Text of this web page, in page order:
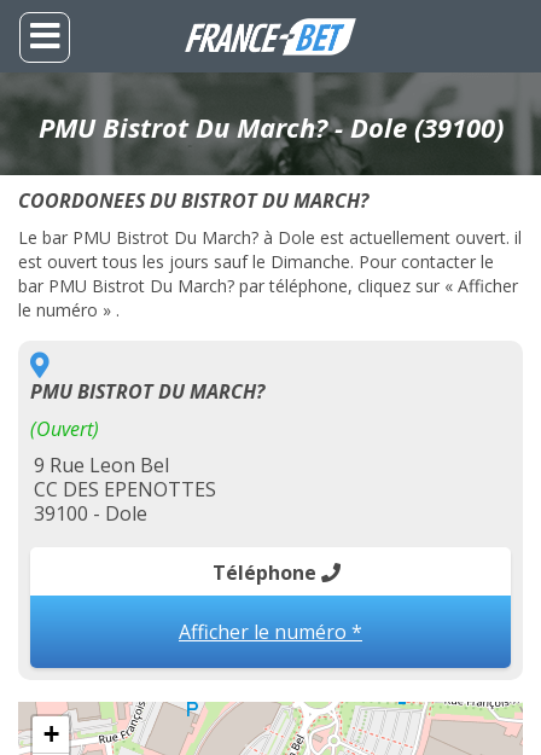
PMU Bistrot Du March? - Dole (39100)
COORDONEES DU BISTROT DU MARCH?
Le bar PMU Bistrot Du March? à Dole est actuellement ouvert. il
est ouvert tous les jours sauf le Dimanche. Pour contacter le
bar PMU Bistrot Du March? par téléphone, cliquez sur « Afficher
le numéro » .
PMU BISTROT DU MARCH?
(Ouvert)
9 Rue Leon Bel
CC DES EPENOTTES
39100 - Dole
Téléphone
Afficher le numéro *
+